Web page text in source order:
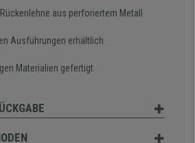
aus perforiertem Metall
Ausführungen erhältlich
Materialien gefertigt